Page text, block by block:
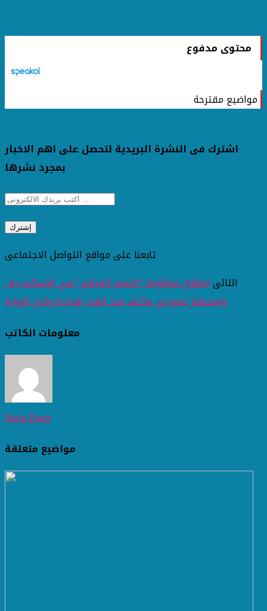
محتوى مدفوع
مواضيع مقترحة
اشترك فى النشرة البريدية لتحصل على اهم الاخبار
بمجرد نشرها
تابعنا على مواقع التواصل الاجتماعى
التالىانطلاق منظومة "الخصم المباشر" في الإسكندرية..
واستنفار تمويني مكثف منذ الفجر بقيادة وكيل الوزارة
معلومات الكاتب
Hoda Elsaty
مواضيع متعلقة